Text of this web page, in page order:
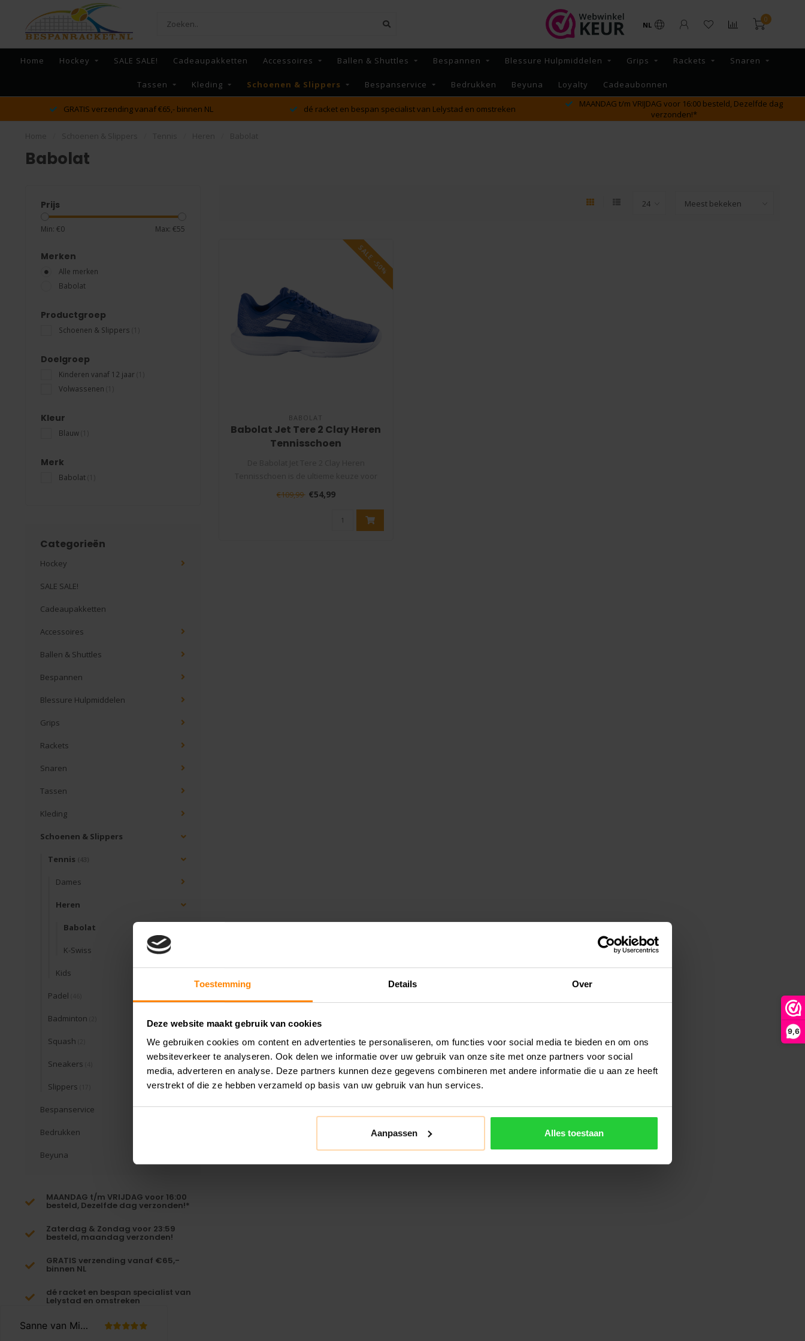
Toestemming Details Over
Deze website maakt gebruik van cookies
We gebruiken cookies om content en advertenties te personaliseren, om functies voor social media te bieden en om ons
websiteverkeer te analyseren. Ook delen we informatie over uw gebruik van onze site met onze partners voor social
media, adverteren en analyse. Deze partners kunnen deze gegevens combineren met andere informatie die u aan ze heeft
verstrekt of die ze hebben verzameld op basis van uw gebruik van hun services.
Aanpassen Alles toestaan
9,6
NL
0
Home Hockey SALE SALE! Cadeaupakketten Accessoires Ballen & Shuttles Bespannen Blessure Hulpmiddelen Grips Rackets Snaren
Tassen Kleding Schoenen & Slippers Bespanservice Bedrukken Beyuna Loyalty Cadeaubonnen
dé racket en bespan specialist van Lelystad en omstreken
MAANDAG t/m VRIJDAG voor 16:00 besteld, Dezelfde dag
verzonden!*
GRATIS verzending vanaf €65,- binnen NL
Babolat
Prijs
Min: €0 Max: €55
Merken
Alle merken
Babolat
Productgroep
Schoenen & Slippers
Doelgroep
Kinderen vanaf 12 jaar
Volwassenen
Kleur
Blauw
Merk
Babolat
Categorieën
Hockey
SALE SALE!
Cadeaupakketten
Accessoires
Ballen & Shuttles
Bespannen
Blessure Hulpmiddelen
Grips
Rackets
Snaren
Tassen
Kleding
Schoenen & Slippers
Tennis
Dames
Heren
Babolat
K-Swiss
Kids
Padel
Badminton
Squash
Sneakers
Slippers
Bespanservice
Bedrukken
Beyuna
MAANDAG t/m VRIJDAG voor 16:00
besteld, Dezelfde dag verzonden!*
Zaterdag & Zondag voor 23:59
besteld, maandag verzonden!
GRATIS verzending vanaf €65,-
binnen NL
dé racket en bespan specialist van
Lelystad en omstreken
SALE -50%
BABOLAT
Babolat Jet Tere 2 Clay Heren
Tennisschoen
elke tenn..
€109,99 €54,99